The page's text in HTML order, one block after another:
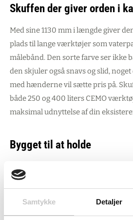
Samtykke Detaljer
Skuffen der giver orden i
Med sine 1130 mm i længde giver
plads til lange værktøjer som
målebånd. Den sorte farve ser ikke
den skjuler også snavs og slid,
med hænderne vil sætte pris på.
både 250 og 400 liters CEMO
maksimal udnyttelse af din
Bygget til at holde
Fremstillet i robust polyethylen (PE)
letvægtig og modstandsdygtig.
Uanset om du er elektriker med